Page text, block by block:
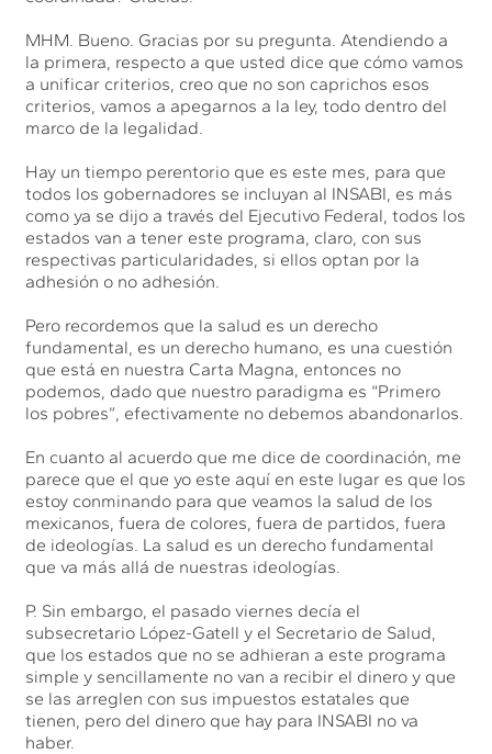
MHM. Bueno. Gracias por su pregunta. Atendiendo a
la primera, respecto a que usted dice que cómo vamos
a unificar criterios, creo que no son caprichos esos
criterios, vamos a apegarnos a la ley, todo dentro del
marco de la legalidad.
Hay un tiempo perentorio que es este mes, para que
todos los gobernadores se incluyan al INSABI, es más
como ya se dijo a través del Ejecutivo Federal, todos los
estados van a tener este programa, claro, con sus
respectivas particularidades, si ellos optan por la
adhesión o no adhesión.
Pero recordemos que la salud es un derecho
fundamental, es un derecho humano, es una cuestión
que está en nuestra Carta Magna, entonces no
podemos, dado que nuestro paradigma es “Primero
los pobres”, efectivamente no debemos abandonarlos.
En cuanto al acuerdo que me dice de coordinación, me
parece que el que yo este aquí en este lugar es que los
estoy conminando para que veamos la salud de los
mexicanos, fuera de colores, fuera de partidos, fuera
de ideologías. La salud es un derecho fundamental
que va más allá de nuestras ideologías.
P. Sin embargo, el pasado viernes decía el
subsecretario López-Gatell y el Secretario de Salud,
que los estados que no se adhieran a este programa
simple y sencillamente no van a recibir el dinero y que
se las arreglen con sus impuestos estatales que
tienen, pero del dinero que hay para INSABI no va
haber.